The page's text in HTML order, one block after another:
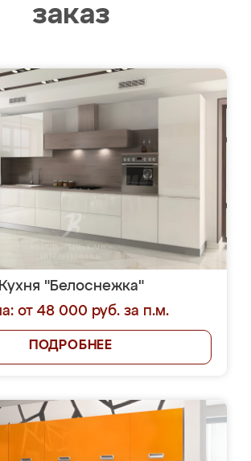
заказ
Кухня "Белоснежка"
от 48 000 руб. за п.м.
ПОДРОБНЕЕ